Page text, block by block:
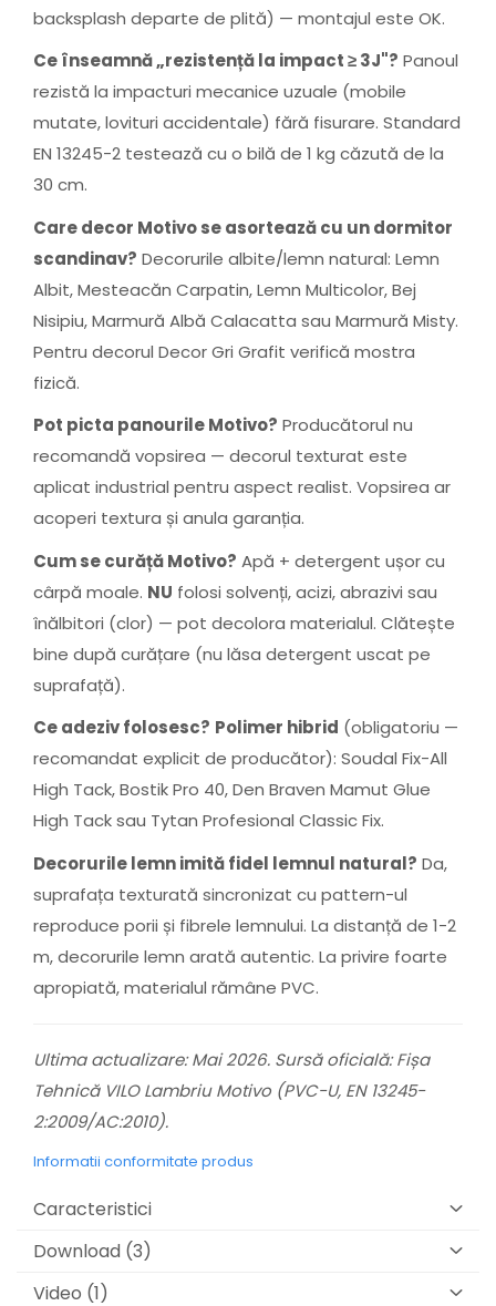
backsplash departe de plită) — montajul este OK.
Ce înseamnă „rezistență la impact ≥ 3J"? Panoul
rezistă la impacturi mecanice uzuale (mobile
mutate, lovituri accidentale) fără fisurare. Standard
EN 13245-2 testează cu o bilă de 1 kg căzută de la
30 cm.
Care decor Motivo se asortează cu un dormitor
scandinav? Decorurile albite/lemn natural: Lemn
Albit, Mesteacăn Carpatin, Lemn Multicolor, Bej
Nisipiu, Marmură Albă Calacatta sau Marmură Misty.
Pentru decorul Decor Gri Grafit verifică mostra
fizică.
Pot picta panourile Motivo? Producătorul nu
recomandă vopsirea — decorul texturat este
aplicat industrial pentru aspect realist. Vopsirea ar
acoperi textura și anula garanția.
Cum se curăță Motivo? Apă + detergent ușor cu
cârpă moale. NU folosi solvenți, acizi, abrazivi sau
înălbitori (clor) — pot decolora materialul. Clătește
bine după curățare (nu lăsa detergent uscat pe
suprafață).
Ce adeziv folosesc? Polimer hibrid (obligatoriu —
recomandat explicit de producător): Soudal Fix-All
High Tack, Bostik Pro 40, Den Braven Mamut Glue
High Tack sau Tytan Profesional Classic Fix.
Decorurile lemn imită fidel lemnul natural? Da,
suprafața texturată sincronizat cu pattern-ul
reproduce porii și fibrele lemnului. La distanță de 1-2
m, decorurile lemn arată autentic. La privire foarte
apropiată, materialul rămâne PVC.
Ultima actualizare: Mai 2026. Sursă oficială: Fișa
Tehnică VILO Lambriu Motivo (PVC-U, EN 13245-
2:2009/AC:2010).
Informatii conformitate produs
Caracteristici
Download (3)
Video (1)